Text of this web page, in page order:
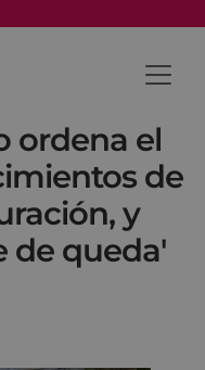
ordena el
de
y
de queda'